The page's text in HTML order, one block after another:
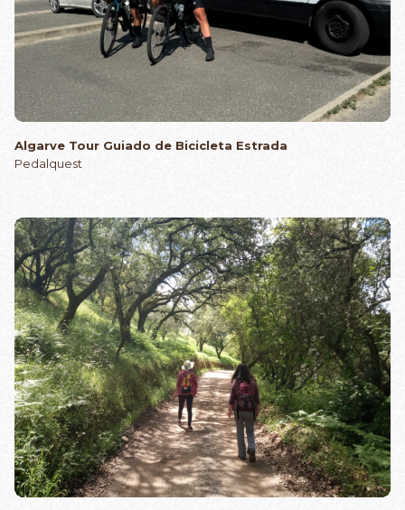
Algarve Tour Guiado de Bicicleta Estrada
Pedalquest